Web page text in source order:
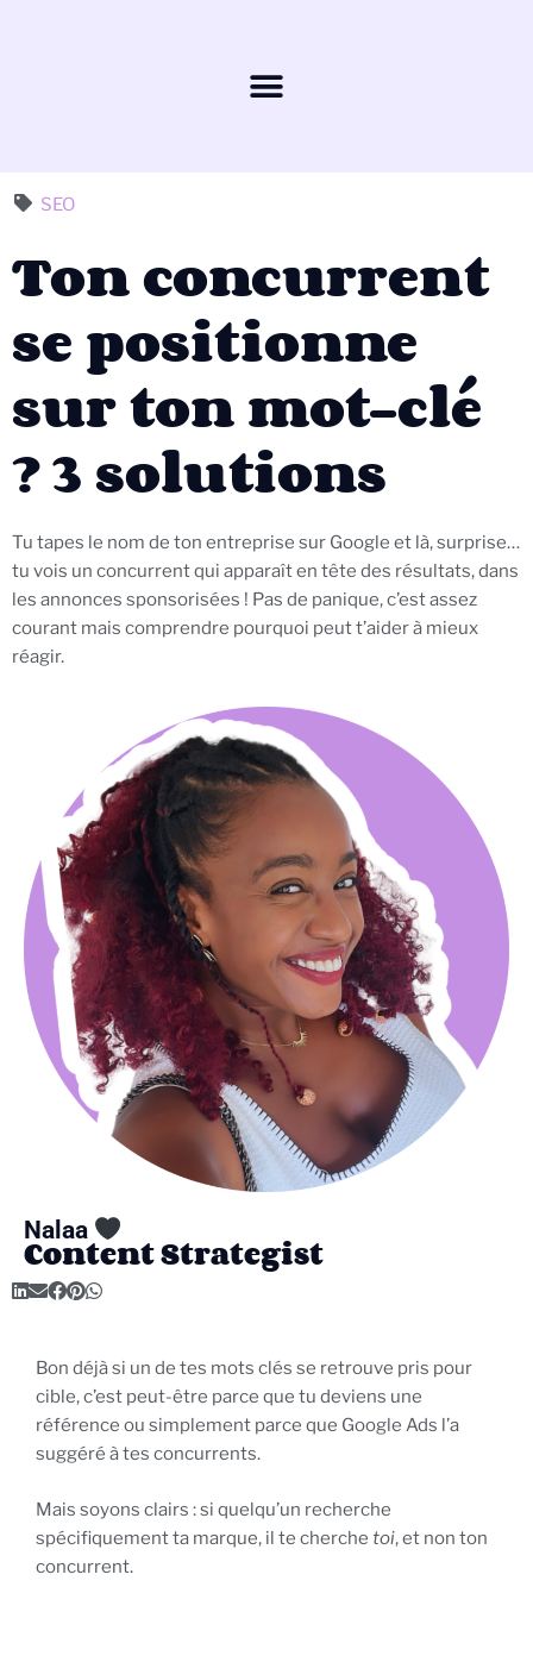
SEO
Ton concurrent
se positionne
sur ton mot-clé
? 3 solutions
Tu tapes le nom de ton entreprise sur Google et là, surprise…
tu vois un concurrent qui apparaît en tête des résultats, dans
les annonces sponsorisées ! Pas de panique, c’est assez
courant mais comprendre pourquoi peut t’aider à mieux
réagir.
Nalaa
Content Strategist
Bon déjà si un de tes mots clés se retrouve pris pour
cible, c’est peut-être parce que tu deviens une
référence ou simplement parce que Google Ads l’a
suggéré à tes concurrents.
Mais soyons clairs : si quelqu’un recherche
spécifiquement ta marque, il te cherche toi, et non ton
concurrent.